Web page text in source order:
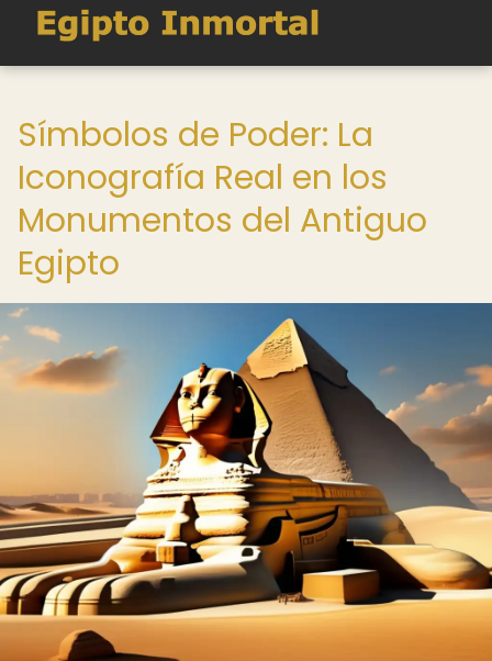
Símbolos de Poder: La
Iconografía Real en los
Monumentos del Antiguo
Egipto